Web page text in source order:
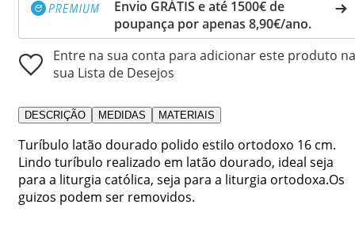
Envio GRÁTIS e até 1500€ de
poupança por apenas 8,90€/ano.
Entre na sua conta para adicionar este produto na
sua Lista de Desejos
DESCRIÇÃO MEDIDAS MATERIAIS
Turíbulo latão dourado polido estilo ortodoxo 16 cm.
Lindo turíbulo realizado em latão dourado, ideal seja
para a liturgia católica, seja para a liturgia ortodoxa.Os
guizos podem ser removidos.